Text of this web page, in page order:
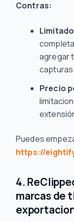
Contras:
agregar
capturas.
Precio
Puedes
https://
4.
marcas de